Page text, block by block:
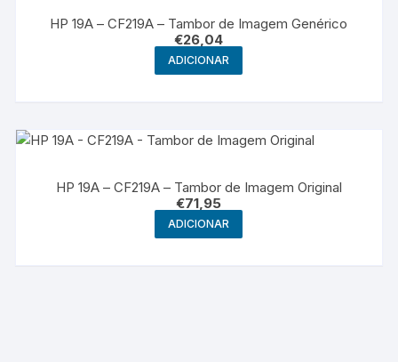
HP 19A – CF219A – Tambor de Imagem Genérico
€26,04
ADICIONAR
HP 19A – CF219A – Tambor de Imagem Original
€71,95
ADICIONAR